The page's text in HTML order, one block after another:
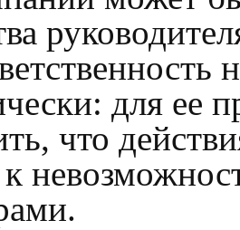
для ее
что